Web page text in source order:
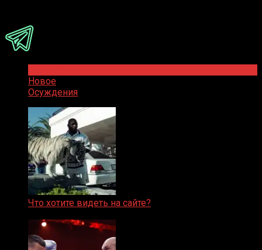
Новое
Осуждения
Что хотите видеть на сайте?